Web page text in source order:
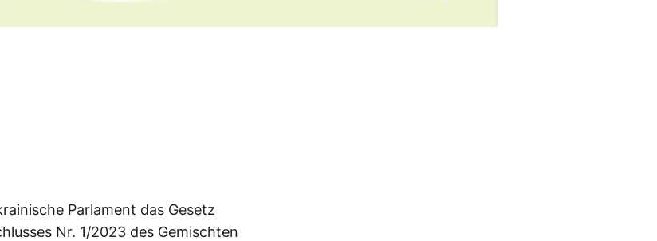
Parlament das Gesetz
Nr. 1/2023 des Gemischten